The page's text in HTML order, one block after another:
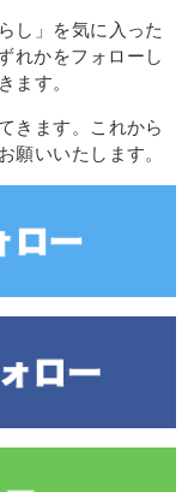
し」を気に入った
れかをフォローし
ます。
きます。これから
願いいたします。